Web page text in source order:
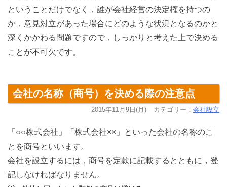
ということだけでなく，誰が会社経営の決定権を持つの
か，意見対立があった場合にどのような状況となるのかと
深くかかわる問題ですので，しっかりと考えた上で決める
ことが不可欠です。
会社の名称（商号）を決める際の注意点
2015年11月9日(月) カテゴリー： 会社設立
「○○株式会社」「株式会社××」といった会社の名称のこ
とを商号といいます。
会社を設立するには，商号を定款に記載するとともに，登
記しなければなりません。